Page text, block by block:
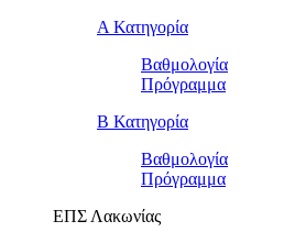
Α Κατηγορία
Βαθμολογία
Πρόγραμμα
Β Κατηγορία
Βαθμολογία
Πρόγραμμα
ΕΠΣ Λακωνίας